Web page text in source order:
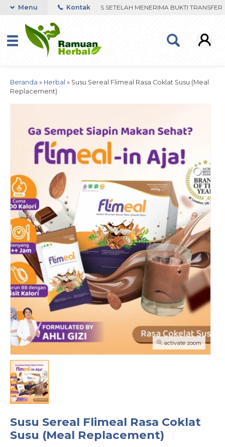
PENGIRIMAN DIPROSES SETELAH MENERIMA BUKTI TRANSFER
Menu Kontak
Beranda » Herbal » Susu Sereal Flimeal Rasa Coklat Susu (Meal
Replacement)
activate zoom
Susu Sereal Flimeal Rasa Coklat
Susu (Meal Replacement)